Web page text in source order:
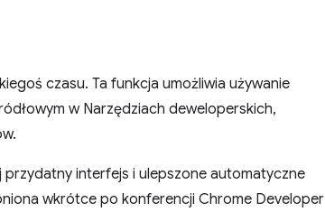
czasu. Ta funkcja umożliwia używanie
w Narzędziach deweloperskich,
interfejs i ulepszone automatyczne
wkrótce po konferencji Chrome Developer